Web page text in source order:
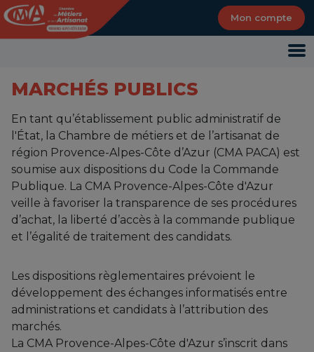
Mon compte
MARCHÉS PUBLICS
En tant qu’établissement public administratif de
l'État, la Chambre de métiers et de l’artisanat de
région Provence-Alpes-Côte d’Azur (CMA PACA) est
soumise aux dispositions du Code la Commande
Publique. La CMA Provence-Alpes-Côte d'Azur
veille à favoriser la transparence de ses procédures
d’achat, la liberté d’accès à la commande publique
et l’égalité de traitement des candidats.
Les dispositions règlementaires prévoient le
développement des échanges informatisés entre
administrations et candidats à l’attribution des
marchés.
La CMA Provence-Alpes-Côte d'Azur s’inscrit dans
Panneau de gestion des cookies